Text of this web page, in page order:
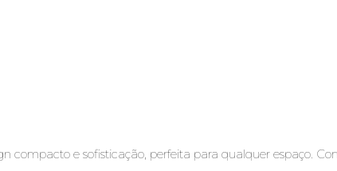
compacto e sofisticação, perfeita para qualquer espaço.